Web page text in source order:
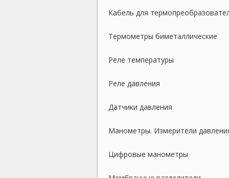
Кабель для
Термометры биметаллические
Реле температуры
Реле давления
Датчики давления
Манометры. Измерители
Цифровые манометры